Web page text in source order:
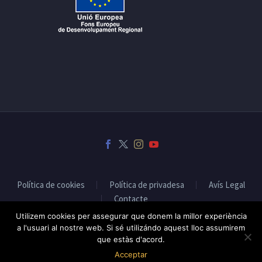
Política de cookies Política de privadesa
Avís Legal
Contacte
2019 © Fet a Osona - Disseny web:
Utilizem cookies per assegurar que donem la millor experiència
a l'usuari al nostre web. Si sé utilizándo aquest lloc assumirem
que estàs d'acord.
Acceptar